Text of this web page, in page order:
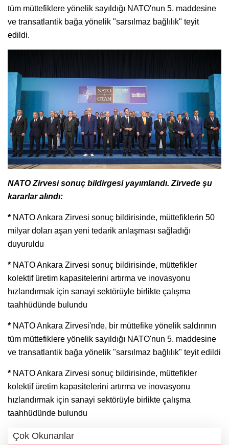
tüm müttefiklere yönelik sayıldığı NATO'nun 5. maddesine
ve transatlantik bağa yönelik "sarsılmaz bağlılık" teyit
edildi.
NATO Zirvesi sonuç bildirgesi yayımlandı. Zirvede şu
kararlar alındı:
* NATO Ankara Zirvesi sonuç bildirisinde, müttefiklerin 50
milyar doları aşan yeni tedarik anlaşması sağladığı
duyuruldu
* NATO Ankara Zirvesi sonuç bildirisinde, müttefikler
kolektif üretim kapasitelerini artırma ve inovasyonu
hızlandırmak için sanayi sektörüyle birlikte çalışma
taahhüdünde bulundu
* NATO Ankara Zirvesi'nde, bir müttefike yönelik saldırının
tüm müttefiklere yönelik sayıldığı NATO'nun 5. maddesine
ve transatlantik bağa yönelik "sarsılmaz bağlılık" teyit edildi
* NATO Ankara Zirvesi sonuç bildirisinde, müttefikler
kolektif üretim kapasitelerini artırma ve inovasyonu
hızlandırmak için sanayi sektörüyle birlikte çalışma
taahhüdünde bulundu
Çok Okunanlar